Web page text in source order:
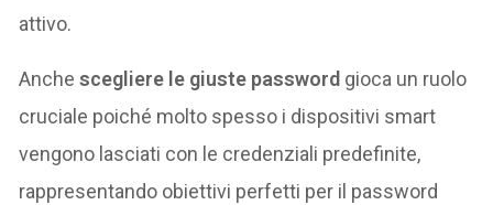
attivo.
Anche scegliere le giuste password gioca un ruolo
cruciale poiché molto spesso i dispositivi smart
vengono lasciati con le credenziali predefinite,
rappresentando obiettivi perfetti per il password